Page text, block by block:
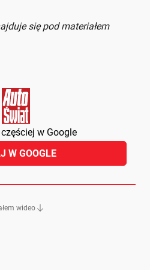
się pod materiałem
w Google
W GOOGLE
wideo